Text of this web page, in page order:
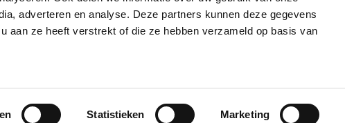
adverteren en analyse. Deze partners kunnen deze gegevens
aan ze heeft verstrekt of die ze hebben verzameld op basis van
Statistieken Marketing